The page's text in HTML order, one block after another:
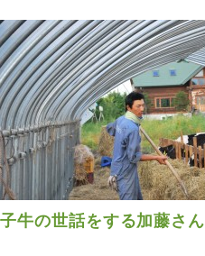
子牛の世話をする加藤さん